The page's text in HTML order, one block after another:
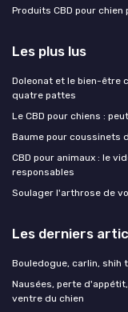
Produits CBD pour chien
Les plus lus
Doleonat et le bien-être
quatre pattes
Le CBD pour chiens :
Baume pour coussinets
CBD pour animaux : le
responsables
Soulager l'arthrose de
Les derniers
Bouledogue, carlin, shih
Nausées, perte
ventre du chien